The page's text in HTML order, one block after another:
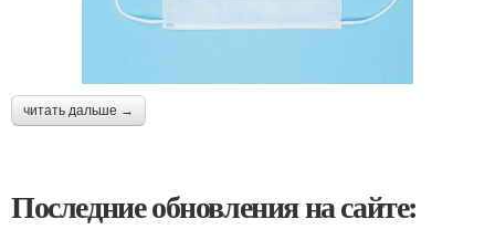
читать дальше →
Последние обновления на сайте: